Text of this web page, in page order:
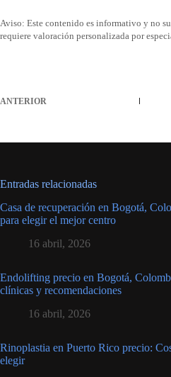
Aviso: Este contenido es informativo y no
requiere valoración personalizada por
ANTERIOR
Entradas relacionadas
Casa de recuperación en Bogotá,
para elegir el mejor centro
16 abril, 2026
Endolifting precio en Bogotá,
clínicas y recomendaciones
16 abril, 2026
Rinoplastia en Puerto Rico precio:
elegir